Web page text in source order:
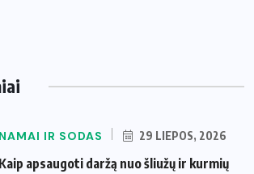
NAMAI IR SODAS 29 LIEPOS, 2026
Kaip apsaugoti daržą nuo šliužų ir kurmių